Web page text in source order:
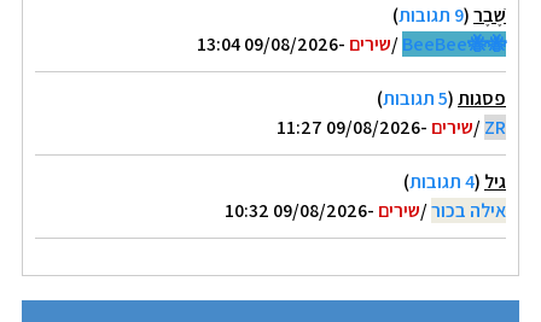
שֶׁבֶר(9 תגובות
)
🐝🐝BeeBee
/שירים -09/08/2026 13:04
פסגות(5 תגובות
)
ZR
/שירים -09/08/2026 11:27
גיל (4 תגובות
)
אילה בכור/שירים -09/08/2026 10:32